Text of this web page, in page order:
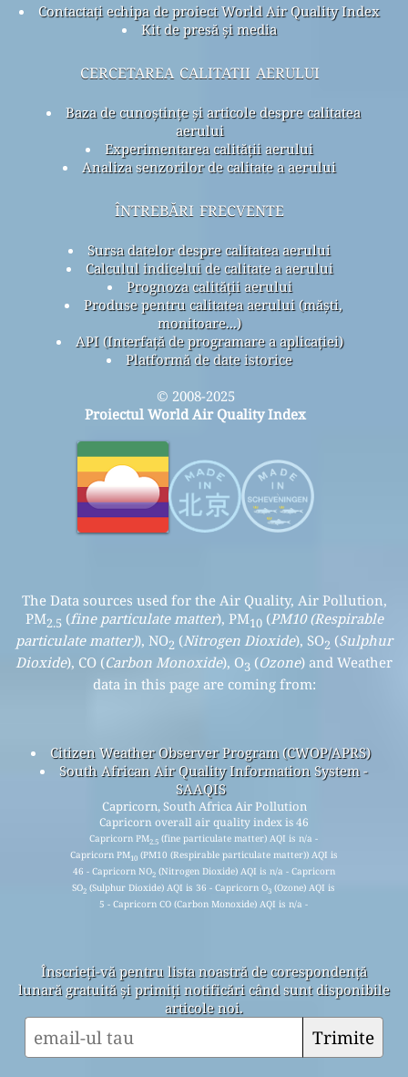
Contactați echipa de proiect World Air Quality Index
Kit de presă și media
cercetarea calitatii aerului
Baza de cunoștințe și articole despre calitatea
aerului
Experimentarea calității aerului
Analiza senzorilor de calitate a aerului
întrebări frecvente
Sursa datelor despre calitatea aerului
Calculul indicelui de calitate a aerului
Prognoza calității aerului
Produse pentru calitatea aerului (măști,
monitoare...)
API (Interfață de programare a aplicației)
Platformă de date istorice
© 2008-2025
Proiectul World Air Quality Index
The Data sources used for the Air Quality, Air Pollution,
PM2.5 (fine particulate matter), PM10(PM10 (Respirable
particulate matter)), NO2 (Nitrogen Dioxide), SO2 (Sulphur
Dioxide), CO (Carbon Monoxide), O3 (Ozone) and Weather
data in this page are coming from:
Citizen Weather Observer Program (CWOP/APRS)
South African Air Quality Information System -
SAAQIS
Capricorn, South Africa Air Pollution
Capricorn overall air quality index is 46
Capricorn PM2.5 (fine particulate matter) AQI is n/a -
Capricorn PM10(PM10 (Respirable particulate matter)) AQI is
46 - Capricorn NO2(Nitrogen Dioxide) AQI is n/a - Capricorn
SO2 (Sulphur Dioxide) AQI is 36 - Capricorn O3 (Ozone) AQI is
5 - Capricorn CO (Carbon Monoxide) AQI is n/a -
Înscrieți-vă pentru lista noastră de corespondență
lunară gratuită și primiți notificări când sunt disponibile
articole noi.
Trimite